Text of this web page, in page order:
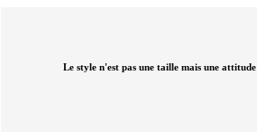
Le style n'est pas une taille mais une attitude